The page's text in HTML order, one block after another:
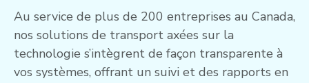
Au service de plus de 200 entreprises au Canada,
nos solutions de transport axées sur la
technologie s’intègrent de façon transparente à
vos systèmes, offrant un suivi et des rapports en